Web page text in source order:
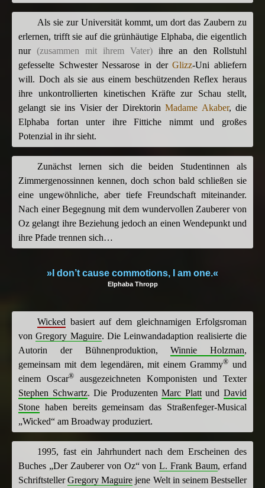
Als sie zur Universität kommt, um dort das Zaubern zu
erlernen, trifft sie auf die grünhäutige Elphaba, die eigentlich
nur (zusammen mit ihrem Vater) ihre an den Rollstuhl
gefesselte Schwester Nessarose in derGlizz-Uni abliefern
will. Doch als sie aus einem beschützenden Reflex heraus
ihre unkontrollierten kinetischen Kräfte zur Schau stellt,
gelangt sie ins Visier der Direktorin Madame Akaber, die
Elphaba fortan unter ihre Fittiche nimmt und großes
Potenzial in ihr sieht.
Zunächst lernen sich die beiden Studentinnen als
Zimmergenossinnen kennen, doch schon bald schließen sie
eine ungewöhnliche, aber tiefe Freundschaft miteinander.
Nach einer Begegnung mit dem wundervollen Zauberer von
Oz gelangt ihre Beziehung jedoch an einen Wendepunkt und
ihre Pfade trennen sich…
»I don’t cause commotions, I am one.«
Elphaba Thropp
Wicked basiert auf dem gleichnamigen Erfolgsroman
vonGregory Maguire. Die Leinwandadaption realisierte die
Autorin der Bühnenproduktion,Winnie Holzman,
gemeinsam mit dem legendären, mit einem Grammy® und
einem Oscar®
ausgezeichneten Komponisten und Texter
Stephen Schwartz. Die ProduzentenMarc PlattundDavid
Stone haben bereits gemeinsam das Straßenfeger-Musical
„Wicked“ am Broadway produziert.
1995, fast ein Jahrhundert nach dem Erscheinen des
Buches „Der Zauberer von Oz“ vonL. Frank Baum, erfand
SchriftstellerGregory Maguire jene Welt in seinem Bestseller